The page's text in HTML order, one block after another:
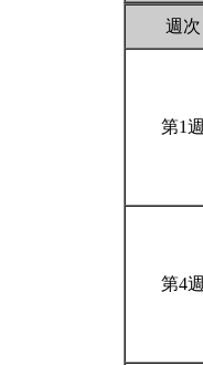
週次
第1週
第4週